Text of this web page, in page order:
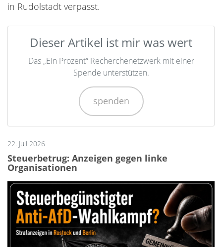
in Rudolstadt verpasst.
Dieser Artikel ist mir was wert
Das „Ein Prozent“ Recherchenetzwerk mit einer
Spende unterstützen.
spenden
22. Juli 2026
Steuerbetrug: Anzeigen gegen linke
Organisationen